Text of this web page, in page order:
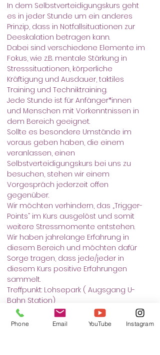
In dem Selbstverteidigungskurs geht
es in jeder Stunde um ein anderes
Prinzip, dass in Notfallsituationen zur
Deeskalation betragen kann.
Dabei sind verschiedene Elemente im
Fokus, wie z.B. mentale Stärkung in
Stresssituationen, körperliche
Kräftigung und Ausdauer, taktiles
Training und Techniktraining.
Jede Stunde ist für Anfänger*innen
und Menschen mit Vorkenntnissen in
dem Bereich geeignet.
Sollte es besondere Umstände im
voraus geben haben, die einem
veranlassen, einen
Selbstverteidigungskurs bei uns zu
besuchen, stehen wir einem
Vorgespräch jederzeit offen
gegenüber.
Wir möchten verhindern, das „Trigger-
Points“ im Kurs ausgelöst und somit
weitere Stressmomente entstehen.
Wir haben jahrelange Erfahrung in
diesem Bereich und möchten dafür
Sorge tragen, dass jede/jeder in
diesem Kurs positive Erfahrungen
sammelt.
Treffpunkt: Lohsepark ( Augsgang U-
Bahn Station)
כרטיסים Phone Email YouTube Instagram